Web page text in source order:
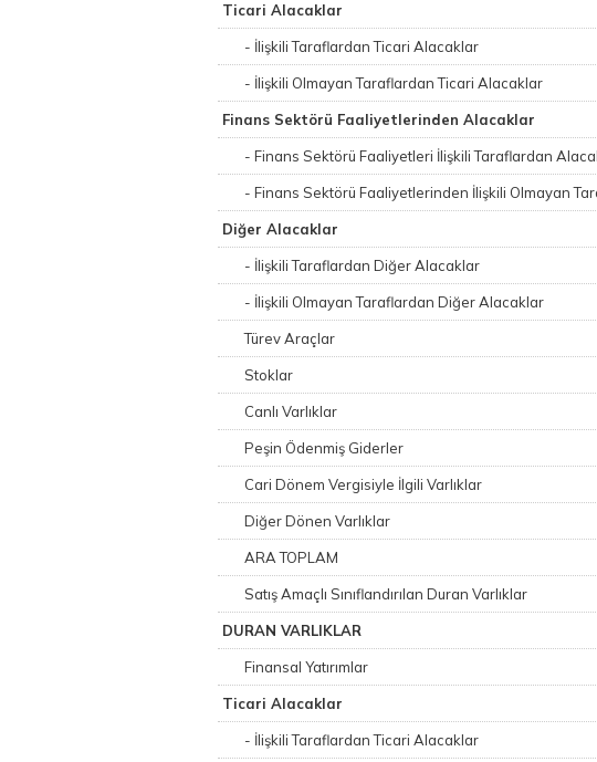
Ticari Alacaklar
- İlişkili Taraflardan Ticari Alacaklar
- İlişkili Olmayan Taraflardan Ticari Alacaklar
Finans Sektörü Faaliyetlerinden Alacaklar
- Finans Sektörü Faaliyetleri İlişkili Taraflardan
- Finans Sektörü Faaliyetlerinden İlişkili Olmayan
Diğer Alacaklar
- İlişkili Taraflardan Diğer Alacaklar
- İlişkili Olmayan Taraflardan Diğer Alacaklar
Türev Araçlar
Stoklar
Canlı Varlıklar
Peşin Ödenmiş Giderler
Cari Dönem Vergisiyle İlgili Varlıklar
Diğer Dönen Varlıklar
ARA TOPLAM
Satış Amaçlı Sınıflandırılan Duran Varlıklar
DURAN VARLIKLAR
Finansal Yatırımlar
Ticari Alacaklar
- İlişkili Taraflardan Ticari Alacaklar